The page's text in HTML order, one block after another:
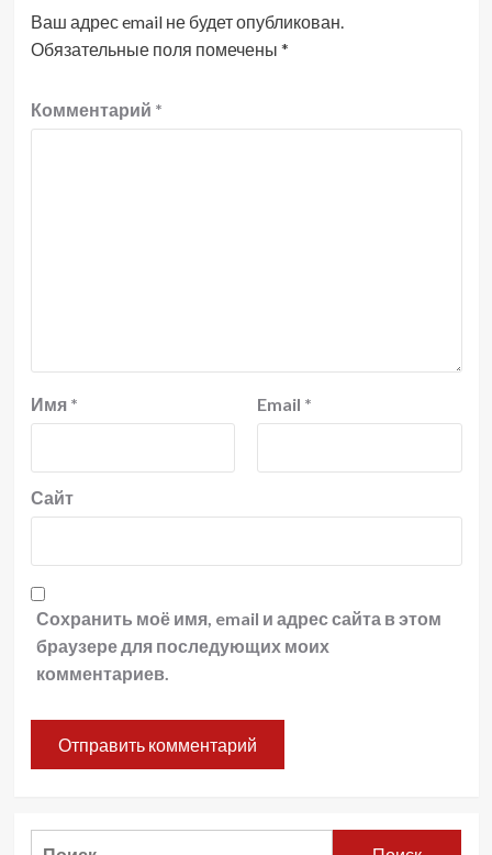
Ваш адрес email не будет опубликован.
Обязательные поля помечены *
Комментарий *
Имя * Email *
Сайт
Сохранить моё имя, email и адрес сайта в этом
браузере для последующих моих
комментариев.